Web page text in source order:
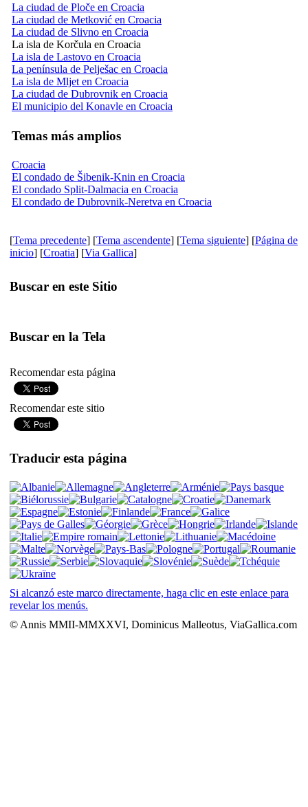
La ciudad de Ploče en Croacia
La ciudad de Metković en Croacia
La ciudad de Slivno en Croacia
La isla de Korčula en Croacia
La isla de Lastovo en Croacia
La península de Pelješac en Croacia
La isla de Mljet en Croacia
La ciudad de Dubrovnik en Croacia
El municipio del Konavle en Croacia
Temas más amplios
Croacia
El condado de Šibenik-Knin en Croacia
El condado Split-Dalmacia en Croacia
El condado de Dubrovnik-Neretva en Croacia
[Tema precedente] [Tema ascendente] [Tema siguiente] [Página de
inicio] [Croatia] [Via Gallica]
Buscar en este Sitio
Buscar en la Tela
Recomendar esta página
Recomendar este sitio
Traducir esta página
Si alcanzó este marco directamente, haga clic en este enlace para
revelar los menús.
© Annis MMII-MMXXVI, Dominicus Malleotus, ViaGallica.com